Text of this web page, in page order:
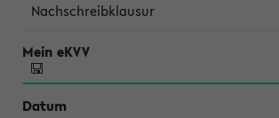
Nachschreibklausur